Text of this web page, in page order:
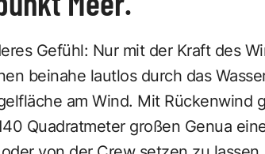
Gefühl: Nur mit der Kraft des
beinahe lautlos durch das
am Wind. Mit Rückenwind
Quadratmeter großen Genua